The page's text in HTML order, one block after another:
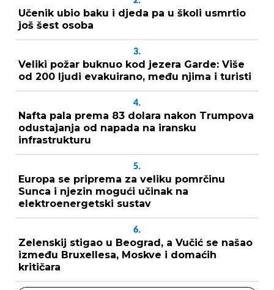
Učenik ubio baku i djeda pa u školi usmrtio
još šest osoba
3.
Veliki požar buknuo kod jezera Garde: Više
od 200 ljudi evakuirano, među njima i turisti
4.
Nafta pala prema 83 dolara nakon Trumpova
odustajanja od napada na iransku
infrastrukturu
5.
Europa se priprema za veliku pomrčinu
Sunca i njezin mogući učinak na
elektroenergetski sustav
6.
Zelenskij stigao u Beograd, a Vučić se našao
između Bruxellesa, Moskve i domaćih
kritičara